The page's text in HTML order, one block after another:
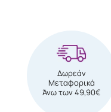
Δωρεάν
Μεταφορικά
Άνω των 49,90€